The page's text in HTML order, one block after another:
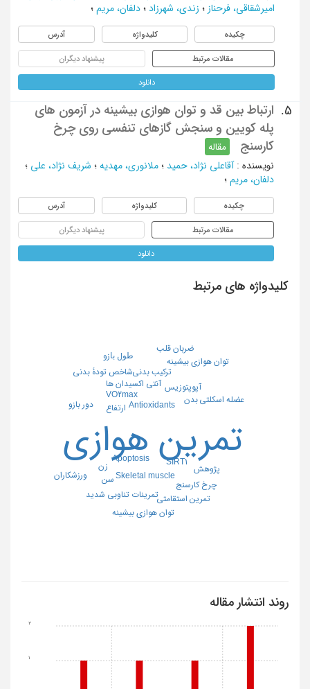
امیرشقاقی، فرحناز ؛ زندی، شهرزاد ؛ دلفان، مریم ؛
چکیده کلیدواژه آدرس
مقالات مرتبط پیشنهاد دیگران
دانلود
5.
ارتباط بین قد و توان هوازی بیشینه در آزمون های
پله کویین و سنجش گازهای تنفسی روی چرخ
کارسنج
مقاله
نویسنده : آقاعلی نژاد، حمید ؛ ملانوری، مهدیه ؛ شریف نژاد، علی ؛
دلفان، مریم ؛
چکیده کلیدواژه آدرس
مقالات مرتبط پیشنهاد دیگران
دانلود
کلیدواژه های مرتبط
تمرین هوازی
Antioxidants
Apoptosis
SIRT1
Skeletal muscle
VO2max
آپوپتوزیس آنتي اكسيدان ها
ترکیب بدنی
تمرین استقامتیتمرینات تناوبی شدید
توان هوازی بیشینه
عضله اسکلتی
ارتفاع
بدن
پژوهش
توان هوازی بیشینه
چرخ کارسنج
دور بازو
زن
سن
شاخص تودۀ بدنی
ضربان قلب
ﻃﻮل ﺑﺎزو
ورزشکاران
روند انتشار مقاله
1
2